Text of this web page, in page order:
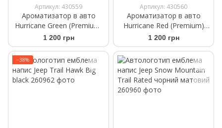
Артикул: 430559
Ароматизатор в авто
Hurricane Green (Premium)
Аромасаше на дефлектор
1 200 грн
Артикул: 430560
Ароматизатор в авто
Hurricane Red (Premium)
Аромасаше на дефлектор
1 200 грн
−38%